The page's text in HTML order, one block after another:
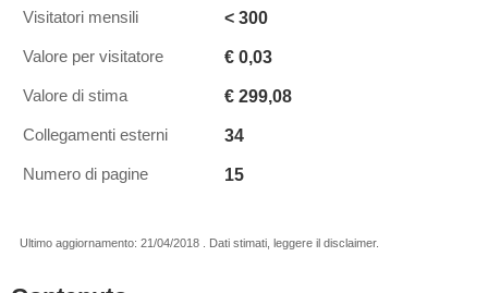
Visitatori mensili < 300
Valore per visitatore € 0,03
Valore di stima € 299,08
Collegamenti esterni 34
Numero di pagine 15
Ultimo aggiornamento: 21/04/2018 . Dati stimati, leggere il disclaimer.